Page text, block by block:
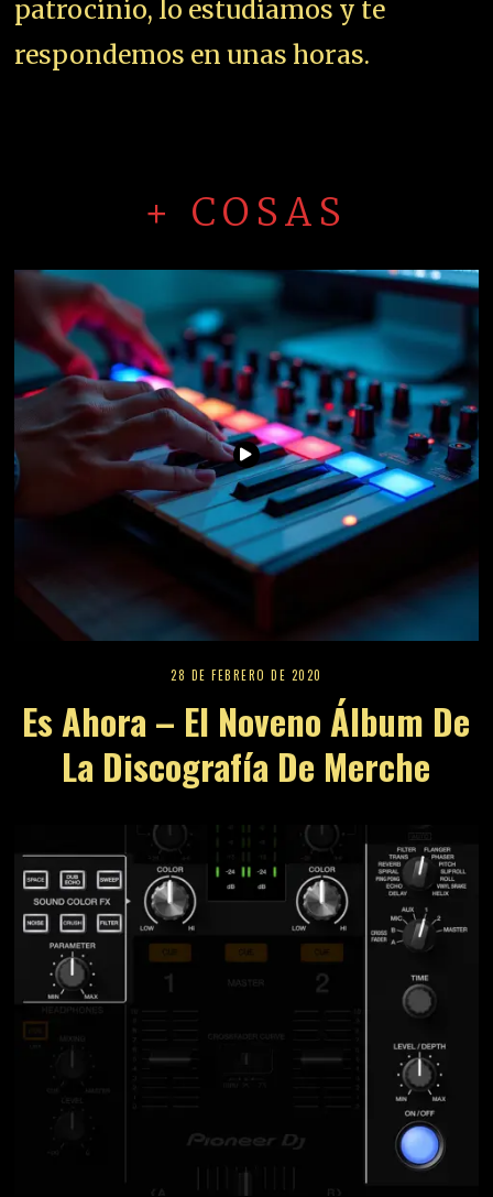
patrocinio, lo estudiamos y te
respondemos en unas horas.
+ COSAS
28 DE FEBRERO DE 2020
Es Ahora – El Noveno Álbum De
La Discografía De Merche